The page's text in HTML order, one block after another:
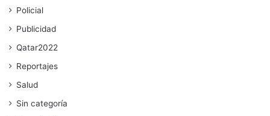
Policial
Publicidad
Qatar2022
Reportajes
Salud
Sin categoría